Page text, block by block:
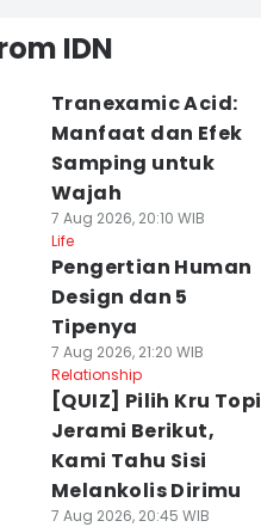
IDN
Tranexamic Acid:
Manfaat dan Efek
Samping untuk
Wajah
7 Aug 2026, 20:10 WIB
Life
Pengertian Human
Design dan 5
Tipenya
7 Aug 2026, 21:20 WIB
Relationship
[QUIZ] Pilih Kru Topi
Jerami Berikut,
Kami Tahu Sisi
Melankolis Dirimu
7 Aug 2026, 20:45 WIB